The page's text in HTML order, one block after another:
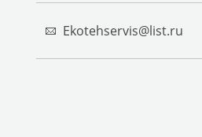
Ekotehservis@list.ru